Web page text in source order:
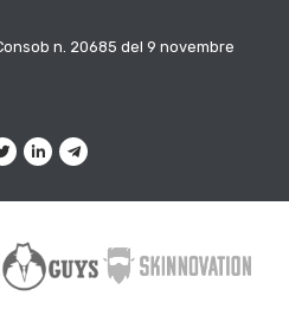
n. 20685 del 9 novembre